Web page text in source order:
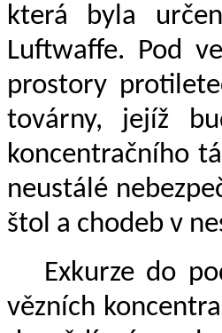
která byla
Luftwaffe. Pod
prostory
továrny, jejíž
koncentračního
neustálé
štol a chodeb v
Exkurze do
vězních